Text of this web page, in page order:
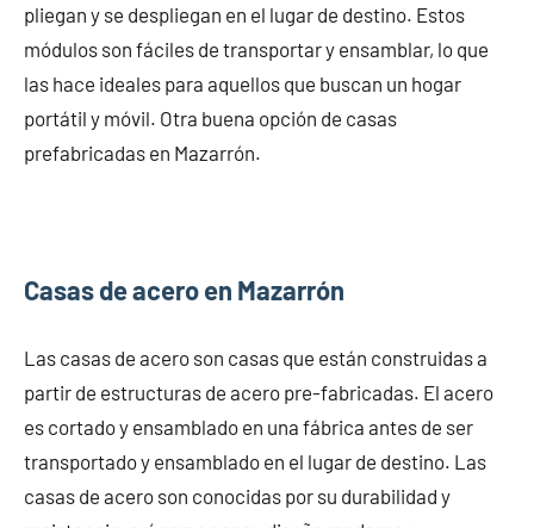
pliegan y se despliegan en el lugar de destino. Estos
módulos son fáciles de transportar y ensamblar, lo que
las hace ideales para aquellos que buscan un hogar
portátil y móvil. Otra buena opción de casas
prefabricadas en Mazarrón.
Casas de acero en Mazarrón
Las casas de acero son casas que están construidas a
partir de estructuras de acero pre-fabricadas. El acero
es cortado y ensamblado en una fábrica antes de ser
transportado y ensamblado en el lugar de destino. Las
casas de acero son conocidas por su durabilidad y